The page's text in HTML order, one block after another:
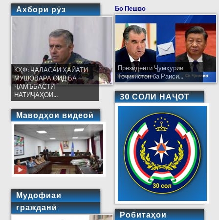
Ахбори рӯз
КҲФ: ҶАЛАСАИ ҲАЙАТИ
МУШОВАРА ОИД БА
ҶАМЪБАСТИ
НАТИҶАҲОИ...
Маводҳои видеоӣ
Мудофиаи
гражданӣ
Бо Пешво
Президенти Ҷумҳурии
Тоҷикистон ба Раиси...
30 СОЛИ НАҶОТ
Робитаҳои